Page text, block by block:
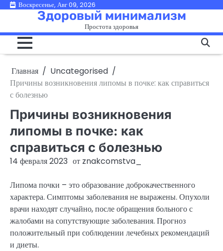
ПерейтиВоскресенье, Авг 09, 2026
Здоровый минимализм
Простота здоровья
Главная
Uncategorised
Причины возникновения липомы в почке: как справиться
с болезнью
Причины возникновения
липомы в почке: как
справиться с болезнью
14 февраля 2023 от znakcomstva_
Липома почки – это образование доброкачественного
характера. Симптомы заболевания не выражены. Опухоли
врачи находят случайно, после обращения больного с
жалобами на сопутствующие заболевания. Прогноз
положительный при соблюдении лечебных рекомендаций
и диеты.